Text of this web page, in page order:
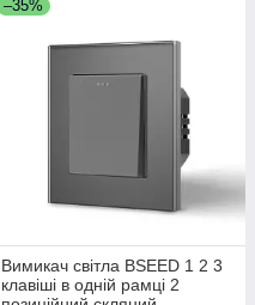
–35%
Вимикач світла BSEED 1 2 3
клавіші в одній рамці 2